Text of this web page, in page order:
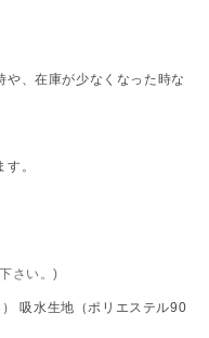
や、在庫が少なくなった時な
。
さい。)
吸水生地（ポリエステル90